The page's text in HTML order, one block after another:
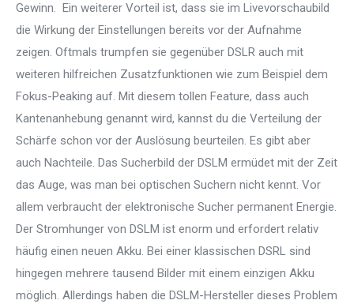
Gewinn. Ein weiterer Vorteil ist, dass sie im Livevorschaubild
die Wirkung der Einstellungen bereits vor der Aufnahme
zeigen. Oftmals trumpfen sie gegenüber DSLR auch mit
weiteren hilfreichen Zusatzfunktionen wie zum Beispiel dem
Fokus-Peaking auf. Mit diesem tollen Feature, dass auch
Kantenanhebung genannt wird, kannst du die Verteilung der
Schärfe schon vor der Auslösung beurteilen. Es gibt aber
auch Nachteile. Das Sucherbild der DSLM ermüdet mit der Zeit
das Auge, was man bei optischen Suchern nicht kennt. Vor
allem verbraucht der elektronische Sucher permanent Energie.
Der Stromhunger von DSLM ist enorm und erfordert relativ
häufig einen neuen Akku. Bei einer klassischen DSRL sind
hingegen mehrere tausend Bilder mit einem einzigen Akku
möglich. Allerdings haben die DSLM-Hersteller dieses Problem